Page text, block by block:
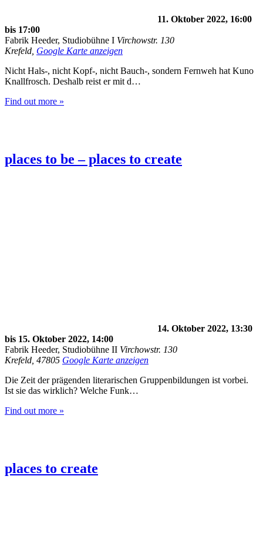
11. Oktober 2022, 16:00
bis 17:00
Fabrik Heeder, Studiobühne I Virchowstr. 130
Krefeld Google Karte anzeigen
Nicht Hals‑, nicht Kopf‑, nicht Bauch‑, sondern Fernweh hat Kuno
Knallfrosch. Deshalb reist er mit d…
Find out more »
places to be – places to create
14. Oktober 2022, 13:30
bis 15. Oktober 2022, 14:00
Fabrik Heeder, Studiobühne II Virchowstr. 130
Krefeld 47805 Google Karte anzeigen
Die Zeit der prägenden literarischen Gruppenbildungen ist vorbei.
Ist sie das wirklich? Welche Funk…
Find out more »
places to create